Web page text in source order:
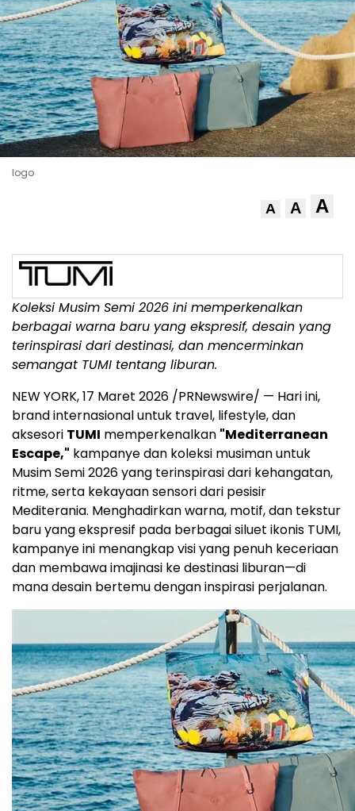
logo
A A A
Koleksi Musim Semi 2026 ini memperkenalkan
berbagai warna baru yang ekspresif, desain yang
terinspirasi dari destinasi, dan mencerminkan
semangat TUMI tentang liburan.
NEW YORK,17 Maret 2026 /PRNewswire/ — Hari ini,
brand internasional untuk travel, lifestyle, dan
aksesori TUMI memperkenalkan "Mediterranean
Escape," kampanye dan koleksi musiman untuk
Musim Semi 2026 yang terinspirasi dari kehangatan,
ritme, serta kekayaan sensori dari pesisir
Mediterania. Menghadirkan warna, motif, dan tekstur
baru yang ekspresif pada berbagai siluet ikonis TUMI,
kampanye ini menangkap visi yang penuh keceriaan
dan membawa imajinasi ke destinasi liburan—di
mana desain bertemu dengan inspirasi perjalanan.